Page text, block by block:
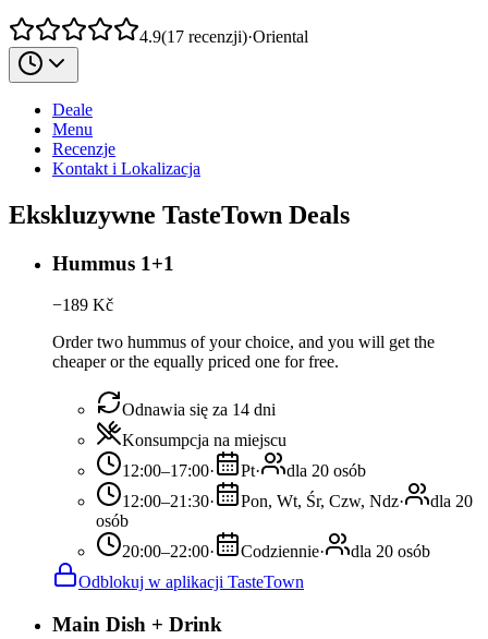
4.9(17 recenzji)·Oriental
Deale
Menu
Recenzje
Kontakt i Lokalizacja
Ekskluzywne TasteTown Deals
Hummus 1+1
−189 Kč
Order two hummus of your choice, and you will get the
cheaper or the equally priced one for free.
Odnawia się za 14 dni
Konsumpcja na miejscu
12:00–17:00· Pt·
dla 20 osób
12:00–21:30· Pon, Wt, Śr, Czw, Ndz·
dla 20
osób
20:00–22:00· Codziennie·
dla 20 osób
Odblokuj w aplikacji TasteTown
Main Dish + Drink